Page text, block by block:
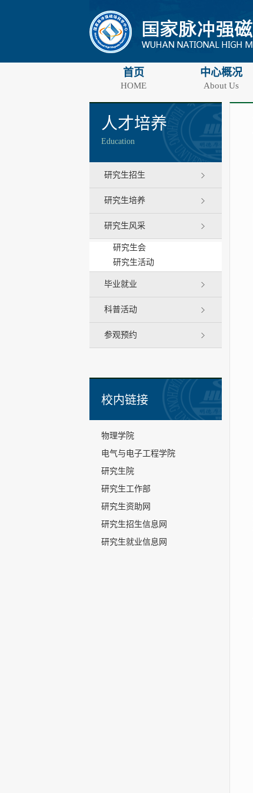
首页
HOME
中心概况
About Us
人才培养
Education
研究生招生
研究生培养
研究生风采
研究生会
研究生活动
毕业就业
科普活动
参观预约
校内链接
物理学院
电气与电子工程学院
研究生院
研究生工作部
研究生资助网
研究生招生信息网
研究生就业信息网